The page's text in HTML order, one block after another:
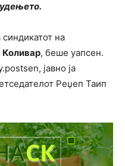
на
Коливар, беше уапсен.
јавно ја
Реџеп Таип